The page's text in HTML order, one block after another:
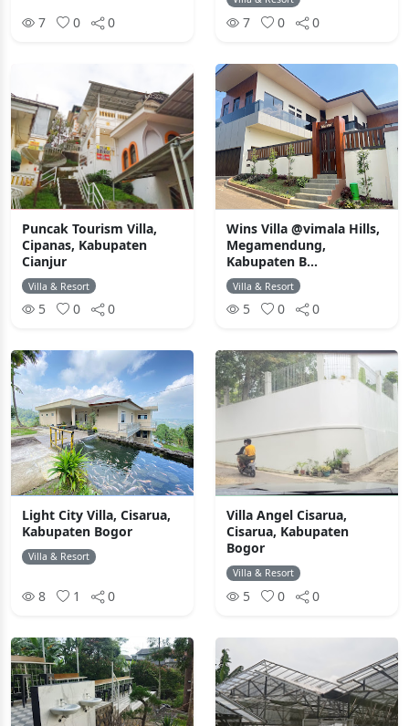
7 0 0 7 0 0
Puncak Tourism Villa,
Cipanas, Kabupaten
Cianjur
Villa & Resort
5 0 0
Wins Villa @vimala Hills,
Megamendung,
Kabupaten B...
Villa & Resort
5 0 0
Light City Villa, Cisarua,
Kabupaten Bogor
Villa & Resort
8 1 0
Villa Angel Cisarua,
Cisarua, Kabupaten
Bogor
Villa & Resort
5 0 0